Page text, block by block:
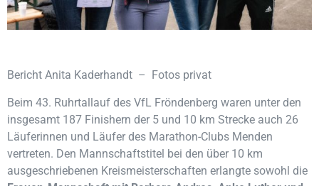
Bericht Anita Kaderhandt – Fotos privat
Beim 43. Ruhrtallauf des VfL Fröndenberg waren unter den
insgesamt 187 Finishern der 5 und 10 km Strecke auch 26
Läuferinnen und Läufer des Marathon-Clubs Menden
vertreten. Den Mannschaftstitel bei den über 10 km
ausgeschriebenen Kreismeisterschaften erlangte sowohl die